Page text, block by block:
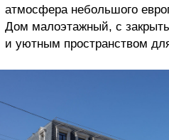
атмосфера небольшого
Дом малоэтажный, с
и уютным пространством